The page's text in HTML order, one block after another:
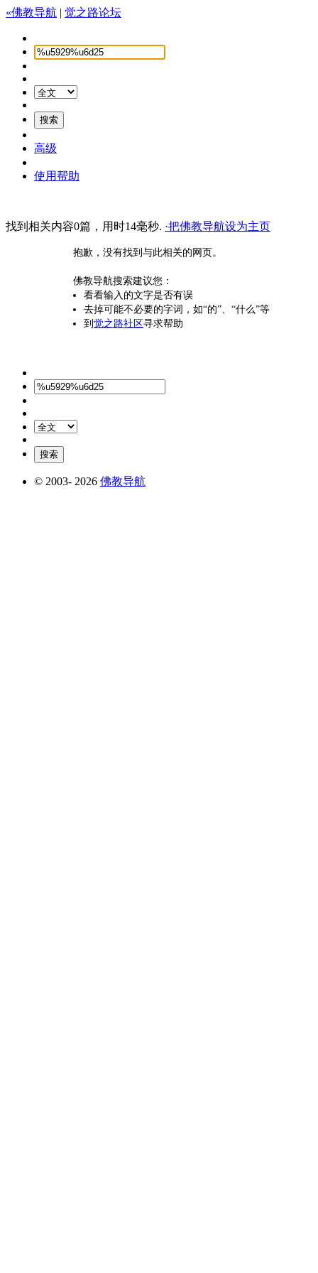
«佛教导航 | 觉之路论坛
高级
使用帮助
找到相关内容0篇，用时14毫秒. ·把佛教导航设为主页
抱歉，没有找到与此相关的网页。
佛教导航搜索建议您：
看看输入的文字是否有误
去掉可能不必要的字词，如“的”、“什么”等
到 觉之路社区寻求帮助
© 2003- 2026 佛教导航